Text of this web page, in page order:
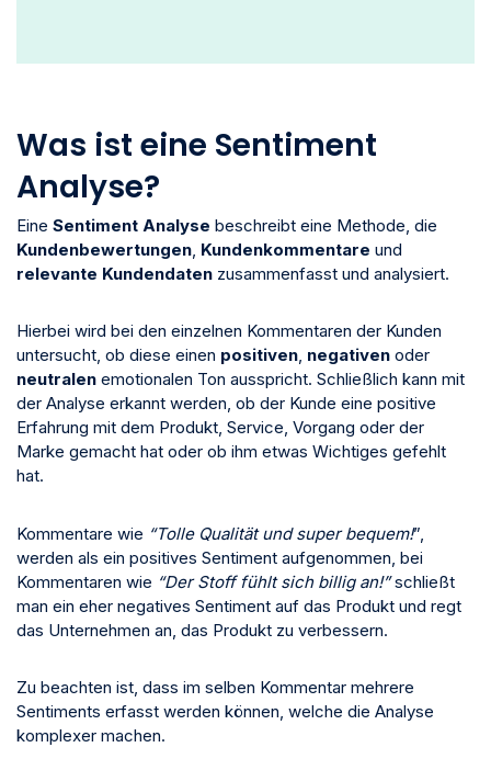
Was ist eine Sentiment
Analyse?
Eine Sentiment Analyse beschreibt eine Methode, die
Kundenbewertungen, Kundenkommentare und
relevante Kundendaten zusammenfasst und analysiert.
Hierbei wird bei den einzelnen Kommentaren der Kunden
untersucht, ob diese einen positiven, negativen oder
neutralen emotionalen Ton ausspricht. Schließlich kann mit
der Analyse erkannt werden, ob der Kunde eine positive
Erfahrung mit dem Produkt, Service, Vorgang oder der
Marke gemacht hat oder ob ihm etwas Wichtiges gefehlt
hat.
Kommentare wie “Tolle Qualität und super bequem!”,
werden als ein positives Sentiment aufgenommen, bei
Kommentaren wie “Der Stoff fühlt sich billig an!”schließt
man ein eher negatives Sentiment auf das Produkt und regt
das Unternehmen an, das Produkt zu verbessern.
Zu beachten ist, dass im selben Kommentar mehrere
Sentiments erfasst werden können, welche die Analyse
komplexer machen.